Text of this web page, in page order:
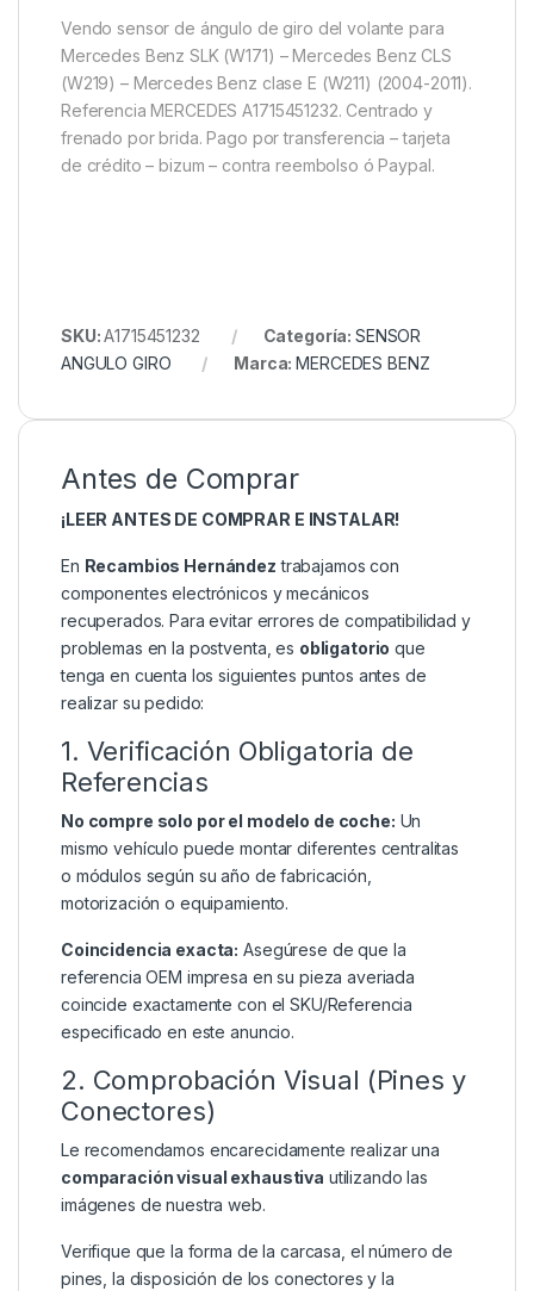
Vendo sensor de ángulo de giro del volante para
Mercedes Benz SLK (W171) – Mercedes Benz CLS
(W219) – Mercedes Benz clase E (W211) (2004-2011).
Referencia MERCEDES A1715451232. Centrado y
frenado por brida. Pago por transferencia – tarjeta
de crédito – bizum – contra reembolso ó Paypal.
SKU:A1715451232 Categoría: SENSOR
ANGULO GIRO
Marca:MERCEDES BENZ
Antes de Comprar
¡LEER ANTES DE COMPRAR E INSTALAR!
En Recambios Hernández trabajamos con
componentes electrónicos y mecánicos
recuperados. Para evitar errores de compatibilidad y
problemas en la postventa, es obligatorio que
tenga en cuenta los siguientes puntos antes de
realizar su pedido:
1. Verificación Obligatoria de
Referencias
No compre solo por el modelo de coche: Un
mismo vehículo puede montar diferentes centralitas
o módulos según su año de fabricación,
motorización o equipamiento.
Coincidencia exacta: Asegúrese de que la
referencia OEM impresa en su pieza averiada
coincide exactamente con el SKU/Referencia
especificado en este anuncio.
2. Comprobación Visual (Pines y
Conectores)
Le recomendamos encarecidamente realizar una
comparación visual exhaustiva utilizando las
imágenes de nuestra web.
Verifique que la forma de la carcasa, el número de
pines, la disposición de los conectores y la